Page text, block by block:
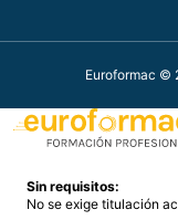
Euroformac ©
Sin requisitos:
No se exige titulación